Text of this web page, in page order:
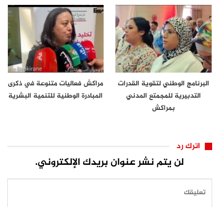
البرنامج الوطني لتقوية القدرات
التدبيرية للمجمتع المدني
بمراكش
مراكش فعاليات متنوعة في ذكرى
المبادرة الوطنية للتنمية البشرية
اترك رد
لن يتم نشر عنوان بريدك الإلكتروني.